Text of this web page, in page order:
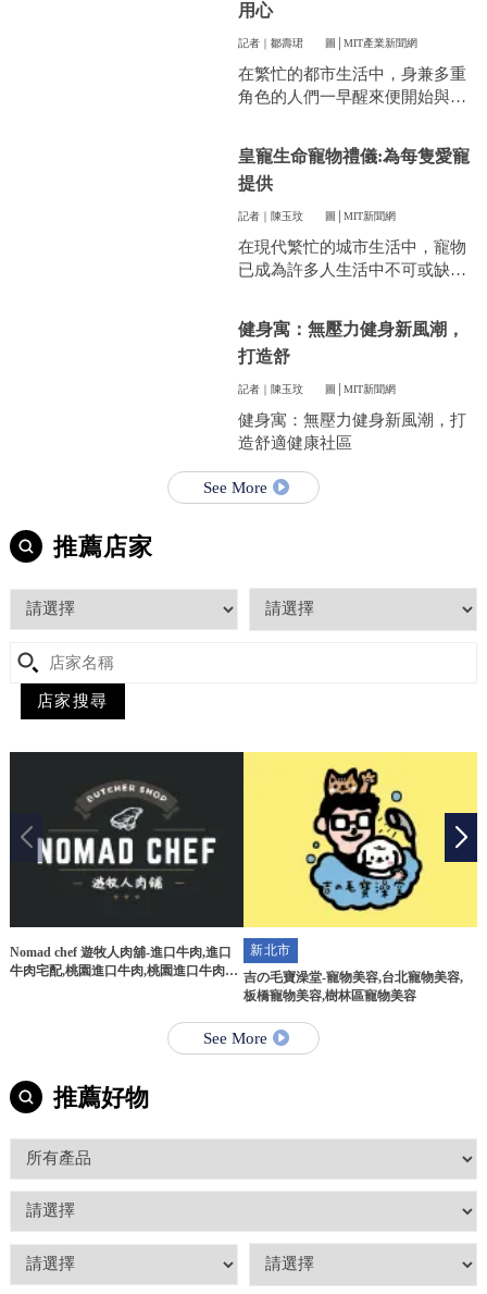
到突然變天，曬衣服真的讓不少
人感到頭疼。
用心
記者｜鄒壽珺 圖│MIT產業新聞網
在繁忙的都市生活中，身兼多重
角色的人們一早醒來便開始與時
皇寵生命寵物禮儀:為每隻愛寵
提供
記者｜陳玉玟 圖│MIT新聞網
在現代繁忙的城市生活中，寵物
已成為許多人生活中不可或缺的
藉。當愛寵的生命走到盡頭時，
飼主們往往陷入深深的悲傷，而
如何讓他們走得體面、安心，成
的訴求。
健身寓：無壓力健身新風潮，
打造舒
記者｜陳玉玟 圖│MIT新聞網
健身寓：無壓力健身新風潮，打
造舒適健康社區
See More
推薦店家
Nomad chef 遊牧人肉舖-進口牛肉,進口
牛肉宅配,桃園進口牛肉,桃園進口牛肉宅
新北市
吉の毛寶澡堂-寵物美容,台北寵物美容,
板橋寵物美容,樹林區寵物美容
See More
推薦好物